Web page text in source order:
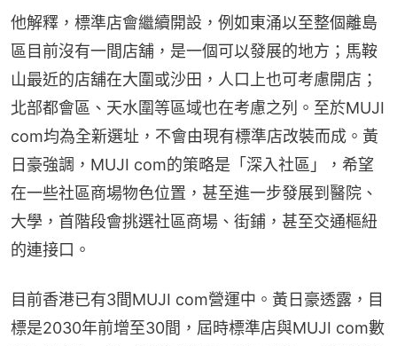
他解釋，標準店會繼續開設，例如東涌以至整個離島
區目前沒有一間店舖，是一個可以發展的地方；馬鞍
山最近的店舖在大圍或沙田，人口上也可考慮開店；
北部都會區、天水圍等區域也在考慮之列。至於MUJI
com均為全新選址，不會由現有標準店改裝而成。黃
日豪強調，MUJI com的策略是「深入社區」，希望
在一些社區商場物色位置，甚至進一步發展到醫院、
大學，首階段會挑選社區商場、街鋪，甚至交通樞紐
的連接口。
目前香港已有3間MUJI com營運中。黃日豪透露，目
標是2030年前增至30間，屆時標準店與MUJI com數